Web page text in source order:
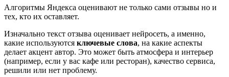
Алгоритмы Яндекса оценивают не только сами отзывы но и
тех, кто их оставляет.
Изначально текст отзыва оценивает нейросеть, а именно,
какие используются ключевые слова, на какие аспекты
делает акцент автор. Это может быть атмосфера и интерьер
(например, если у вас кафе или ресторан), качество сервиса,
решили или нет проблему.